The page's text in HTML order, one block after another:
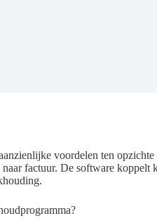
voordelen ten
factuur. De software